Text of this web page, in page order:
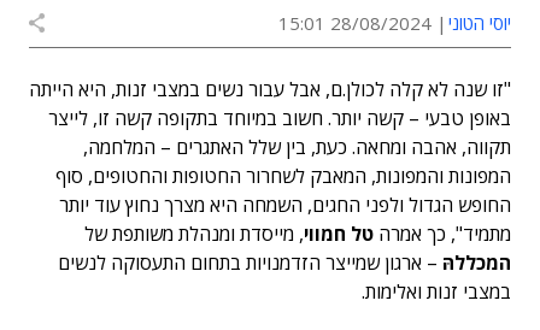
יוסי הטוני 28/08/2024 15:01
"זו שנה לא קלה לכולן.ם, אבל עבור נשים במצבי זנות, היא הייתה
באופן טבעי – קשה יותר. חשוב במיוחד בתקופה קשה זו, לייצר
תקווה, אהבה ומחאה. כעת, בין שלל האתגרים – המלחמה,
המפונות והמפונות, המאבק לשחרור החטופות והחטופים, סוף
החופש הגדול ולפני החגים, השמחה היא מצרך נחוץ עוד יותר
מתמיד", כך אמרה טל חמווי, מייסדת ומנהלת משותפת של
המכללהּ – ארגון שמייצר הזדמנויות בתחום התעסוקה לנשים
במצבי זנות ואלימות.